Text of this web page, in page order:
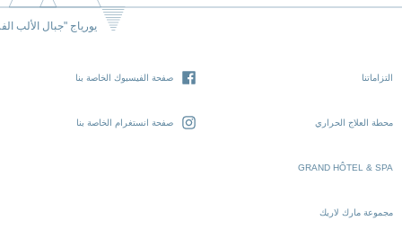
يورياج "جبال الألب
التزاماتنا
محطة العلاج الحراري
GRAND HÔTEL & SPA
مجموعة مارك لاريك
صفحة الفيسبوك الخاصة بنا
صفحة انستغرام الخاصة بنا